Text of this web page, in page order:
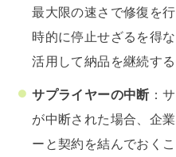
最大限の速さで修復を
時的に停止せざるを得
活用して納品を継続す
サプライヤーの中断 ：
が中断された場合、企
ーと契約を結んでおく